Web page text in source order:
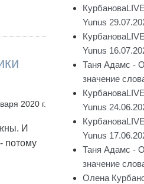
2020 г.
И
потому
Yunus
Yunus
Таня Адамс -
значение
Yunus
Yunus
Таня Адамс -
значение
Олена